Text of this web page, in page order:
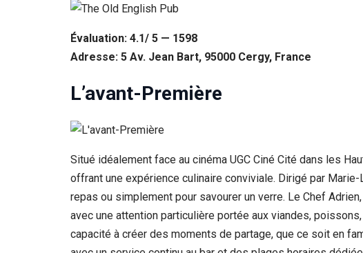
Évaluation: 4.1/ 5 — 1598
Adresse: 5 Av. Jean Bart, 95000 Cergy, France
L’avant-Première
Situé idéalement face au cinéma UGC Ciné Cité dans les
offrant une expérience culinaire conviviale. Dirigé par
repas ou simplement pour savourer un verre. Le Chef
avec une attention particulière portée aux viandes,
capacité à créer des moments de partage, que ce soit en